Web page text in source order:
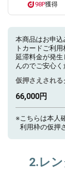
98P獲得
本商品はお申
トカードご利
延滞料金が発
んのでご安心く
仮押さえされ
66,000円
※こちらは本人
利用枠の仮押
2.レ